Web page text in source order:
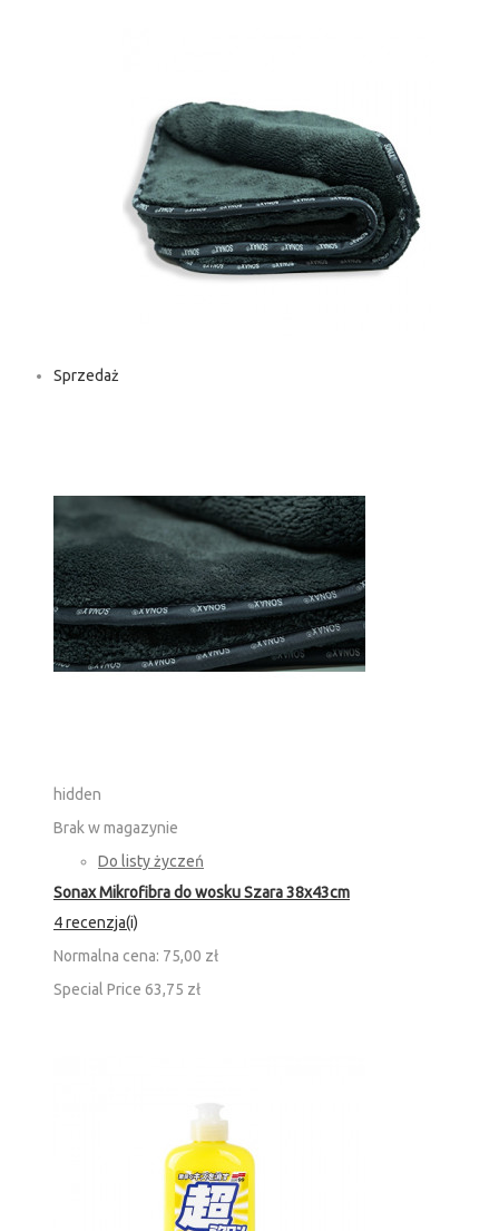
Sprzedaż
hidden
Brak w magazynie
Do listy życzeń
Sonax Mikrofibra do wosku Szara 38x43cm
4 recenzja(i)
Normalna cena: 75,00 zł
Special Price 63,75 zł